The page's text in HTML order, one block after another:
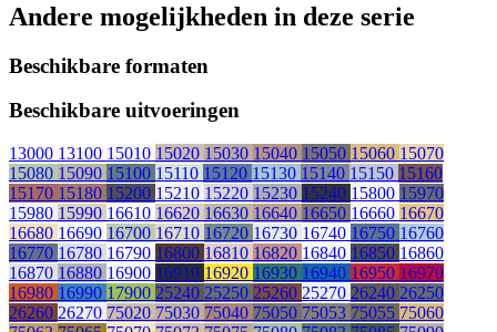
Andere mogelijkheden in deze serie
Beschikbare formaten
Beschikbare uitvoeringen
13000 13100 15010 15020 15030 15040 15050 15060 15070
15080 15090 15100 15110 15120 15130 15140 15150 15160
15170 15180 15200 15210 15220 15230 15240 15800 15970
15980 15990 16610 16620 16630 16640 16650 16660 16670
16680 16690 16700 16710 16720 16730 16740 16750 16760
16770 16780 16790 16800 16810 16820 16840 16850 16860
16870 16880 16900 16910 16920 16930 16940 16950 16970
16980 16990 17900 25240 25250 25260 25270 26240 26250
26260 26270 75020 75030 75040 75050 75053 75055 75060